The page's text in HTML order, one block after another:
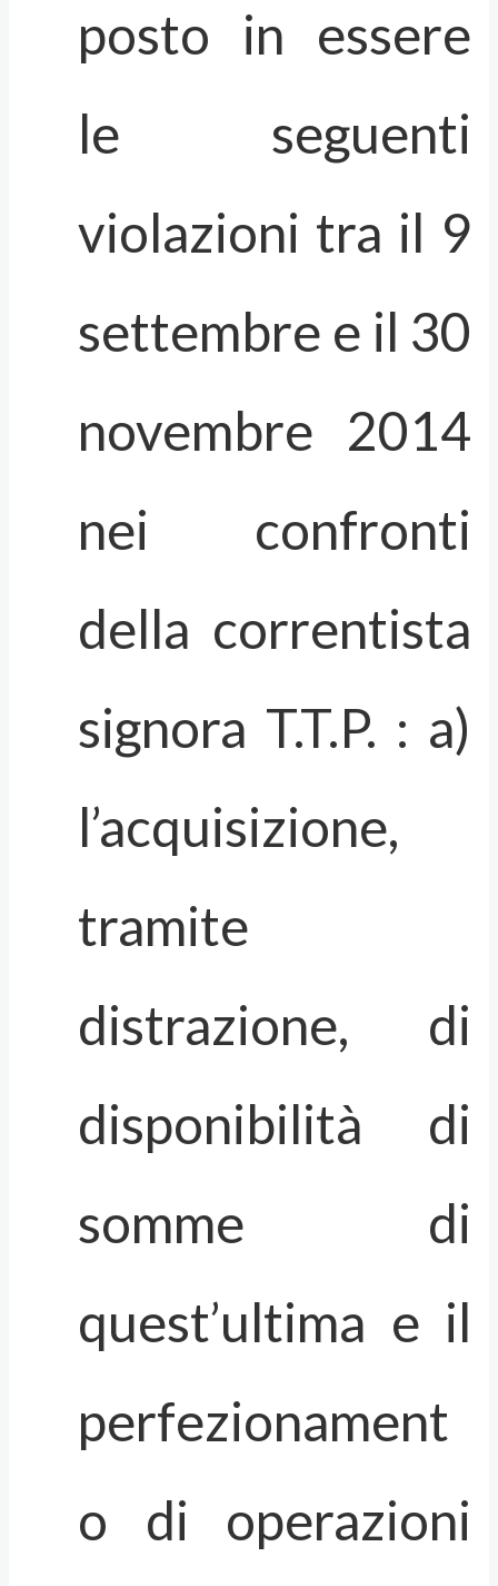
posto in essere
le seguenti
violazioni tra il 9
settembre e il 30
novembre 2014
nei confronti
della correntista
signora T.T.P. : a)
l’acquisizione,
tramite
distrazione, di
disponibilità di
somme di
quest’ultima e il
perfezionament
o di operazioni